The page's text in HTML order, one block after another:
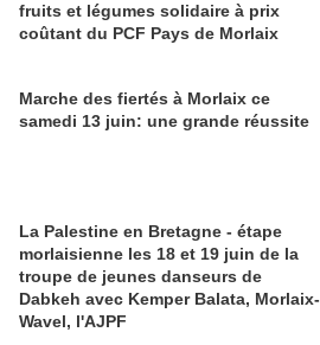
fruits et légumes solidaire à prix
coûtant du PCF Pays de Morlaix
Marche des fiertés à Morlaix ce
samedi 13 juin: une grande réussite
La Palestine en Bretagne - étape
morlaisienne les 18 et 19 juin de la
troupe de jeunes danseurs de
Dabkeh avec Kemper Balata, Morlaix-
Wavel, l'AJPF